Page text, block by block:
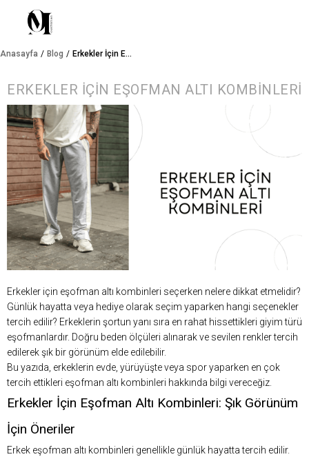
Anasayfa Blog Erkekler İçin Eşofman Altı Kombinleri
ERKEKLER İÇIN EŞOFMAN ALTI KOMBINLERI
Erkekler için eşofman altı kombinleri seçerken nelere dikkat etmelidir?
Günlük hayatta veya hediye olarak seçim yaparken hangi seçenekler
tercih edilir? Erkeklerin şortun yanı sıra en rahat hissettikleri giyim türü
eşofmanlardır. Doğru beden ölçüleri alınarak ve sevilen renkler tercih
edilerek şık bir görünüm elde edilebilir.
Bu yazıda, erkeklerin evde, yürüyüşte veya spor yaparken en çok
tercih ettikleri eşofman altı kombinleri hakkında bilgi vereceğiz.
Erkekler İçin Eşofman Altı Kombinleri: Şık Görünüm
İçin Öneriler
Erkek eşofman altı kombinleri genellikle günlük hayatta tercih edilir.